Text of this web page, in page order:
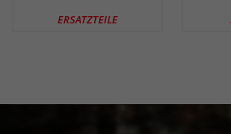
ERSATZTEILE